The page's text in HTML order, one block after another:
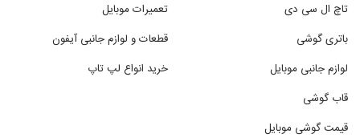
تاچ ال سی دی
باتری گوشی
لوازم جانبی موبایل
قاب گوشی
قیمت گوشی موبایل
تعمیرات موبایل
قطعات و لوازم جانبی آیفون
خرید انواع لپ تاپ